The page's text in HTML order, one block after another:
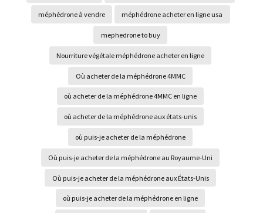
méphédrone à vendre méphédrone acheter en ligne usa
mephedrone to buy
Nourriture végétale méphédrone acheter en ligne
Où acheter de la méphédrone 4MMC
où acheter de la méphédrone 4MMC en ligne
où acheter de la méphédrone aux états-unis
où puis-je acheter de la méphédrone
Où puis-je acheter de la méphédrone au Royaume-Uni
Où puis-je acheter de la méphédrone aux États-Unis
où puis-je acheter de la méphédrone en ligne